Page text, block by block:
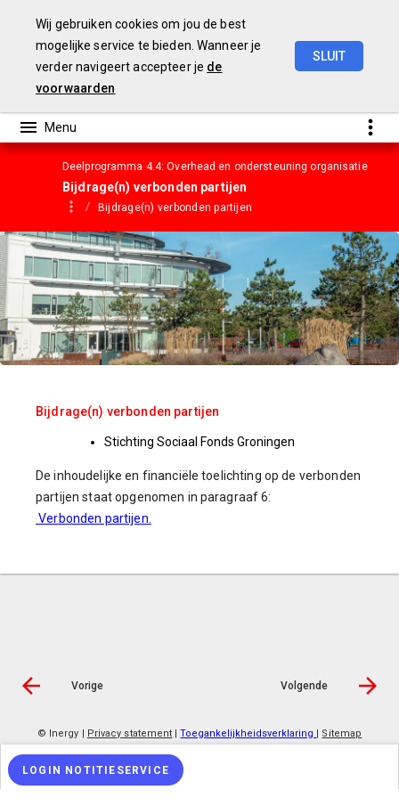
Wij gebruiken cookies om jou de best
mogelijke service te bieden. Wanneer je
verder navigeert accepteer je de
voorwaarden
SLUIT
Deelprogramma 4.4: Overhead en ondersteuning organisatie
Bijdrage(n) verbonden partijen
Bijdrage(n) verbonden partijen
Bijdrage(n) verbonden partijen
Stichting Sociaal Fonds Groningen
De inhoudelijke en financiële toelichting op de verbonden
partijen staat opgenomen in paragraaf 6:
Verbonden partijen
Vorige Volgende
© Inergy | Privacy statement |Toegankelijkheidsverklaring | Sitemap
LOGIN NOTITIESERVICE